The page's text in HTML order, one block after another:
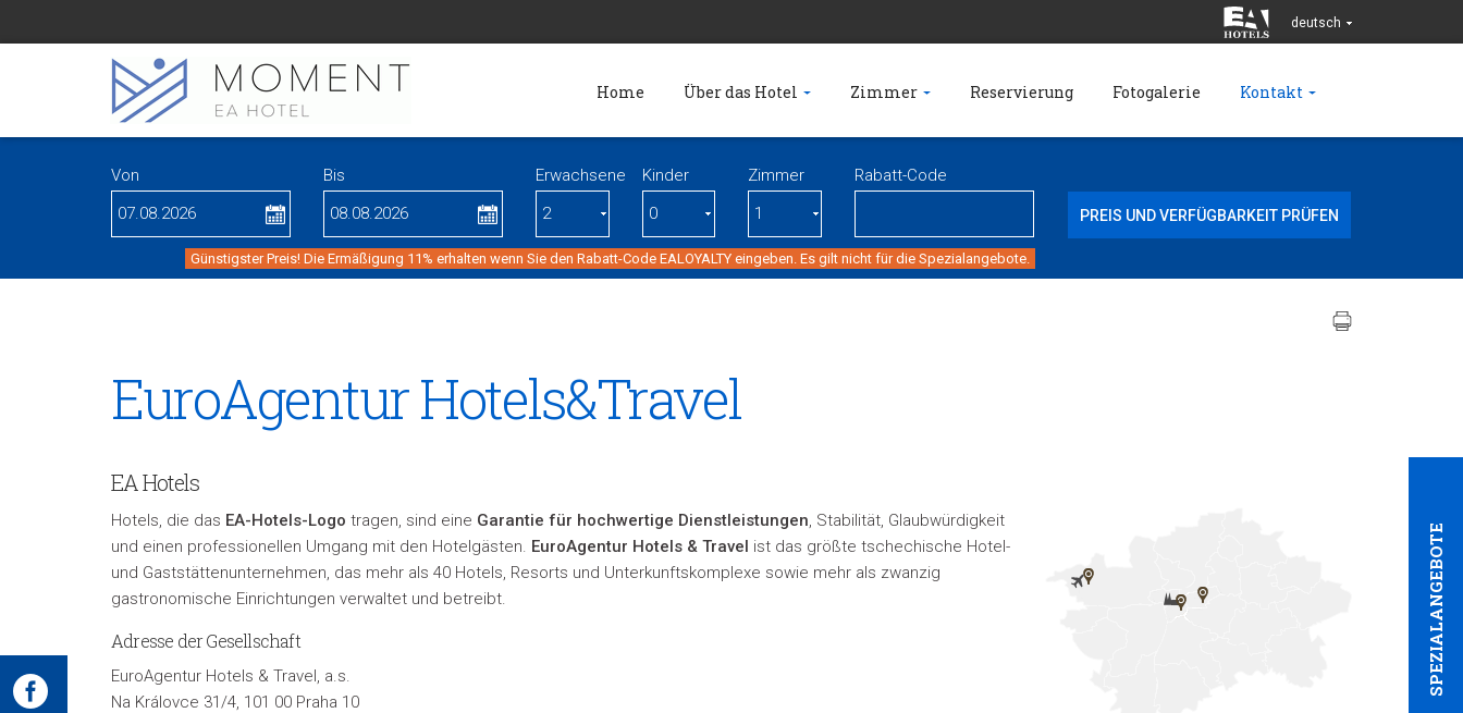
deutsch
Home Über das Hotel Zimmer Reservierung Fotogalerie Kontakt
Von Bis Erwachsene Kinder Zimmer Rabatt-Code
Günstigster Preis! Die Ermäßigung 11% erhalten wenn Sie den Rabatt-Code EALOYALTY eingeben. Es gilt nicht für die Spezialangebote.
SPEZIALANGEBOTE
EuroAgentur Hotels&Travel
EA Hotels
Hotels, die das EA-Hotels-Logo tragen, sind eine Garantie für hochwertige Dienstleistungen, Stabilität, Glaubwürdigkeit
und einen professionellen Umgang mit den Hotelgästen. EuroAgentur Hotels & Travel ist das größte tschechische Hotel-
und Gaststättenunternehmen, das mehr als 40 Hotels, Resorts und Unterkunftskomplexe sowie mehr als zwanzig
gastronomische Einrichtungen verwaltet und betreibt.
Adresse der Gesellschaft
EuroAgentur Hotels & Travel, a.s.
Na Královce 31/4, 101 00 Praha 10